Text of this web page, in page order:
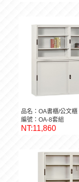
品名：OA書櫃/公文櫃
編號：OA-8套組
NT:11,860